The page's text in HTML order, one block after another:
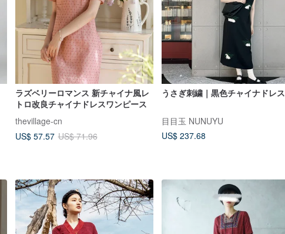
ラズベリーロマンス 新チャイナ風レ
トロ改良チャイナドレスワンピース
thevillage-cn
US$ 57.57 US$ 71.96
うさぎ刺繍｜黒色チャイナドレス
目目玉 NUNUYU
US$ 237.68